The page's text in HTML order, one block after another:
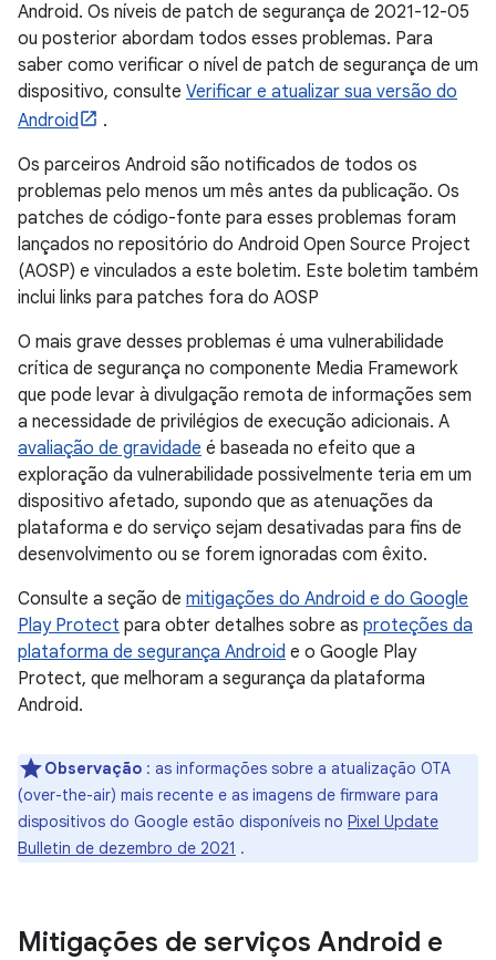
Android. Os níveis de patch de segurança de 2021-12-05
ou posterior abordam todos esses problemas. Para
saber como verificar o nível de patch de segurança de um
dispositivo, consulte Verificar e atualizar sua versão do
Android
.
Os parceiros Android são notificados de todos os
problemas pelo menos um mês antes da publicação. Os
patches de código-fonte para esses problemas foram
lançados no repositório do Android Open Source Project
(AOSP) e vinculados a este boletim. Este boletim também
inclui links para patches fora do AOSP
O mais grave desses problemas é uma vulnerabilidade
crítica de segurança no componente Media Framework
que pode levar à divulgação remota de informações sem
a necessidade de privilégios de execução adicionais. A
avaliação de gravidade é baseada no efeito que a
exploração da vulnerabilidade possivelmente teria em um
dispositivo afetado, supondo que as atenuações da
plataforma e do serviço sejam desativadas para fins de
desenvolvimento ou se forem ignoradas com êxito.
Consulte a seção de mitigações do Android e do Google
Play Protect para obter detalhes sobre as proteções da
plataforma de segurança Android e o Google Play
Protect, que melhoram a segurança da plataforma
Android.
Observação : as informações sobre a atualização OTA
(over-the-air) mais recente e as imagens de firmware para
dispositivos do Google estão disponíveis no Pixel Update
Bulletin de dezembro de 2021 .
Mitigações de serviços Android e